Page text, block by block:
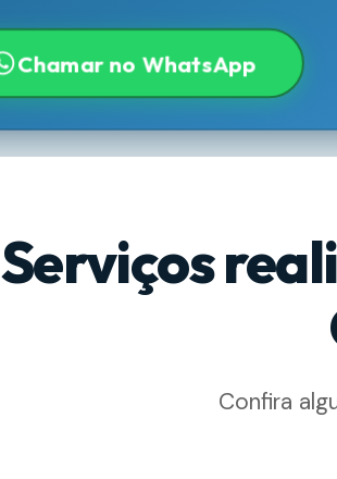
Chamar no WhatsApp
Serviços
Confira